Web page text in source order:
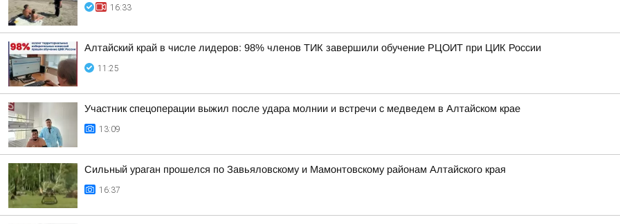
16:33
Алтайский край в числе лидеров: 98% членов ТИК завершили обучение РЦОИТ при ЦИК России
11:25
Участник спецоперации выжил после удара молнии и встречи с медведем в Алтайском крае
13:09
Сильный ураган прошелся по Завьяловскому и Мамонтовскому районам Алтайского края
16:37